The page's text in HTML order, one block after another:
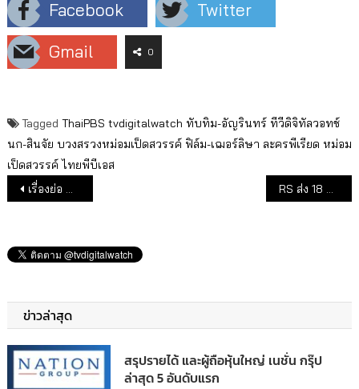
Facebook
Twitter
Gmail
0
Tagged ThaiPBS tvdigitalwatch ทับทิม-อัญรินทร์ ทีวีดิจิทัลวอทช์
นก-สินจัย บวงสรวงหม่อมเป็ดสวรรค์ ฟิล์ม-เฌอร์ลิษา ละครพีเรียด หม่อม
เป็ดสวรรค์ ไทยพีบีเอส
แนะแนวเรื่อง
เรื่องย่อ หม่อมเป็ดสวรรค์ RS ส่ง 18 ซีรีส์เกาหลี-ไทย ชมผ่าน Viu (วิว) แพลตฟอร์มดัง
ข่าวล่าสุด
สรุปรายได้ และผู้ถือหุ้นใหญ่ เนชั่น กรุ๊ป
ล่าสุด 5 อันดับแรก